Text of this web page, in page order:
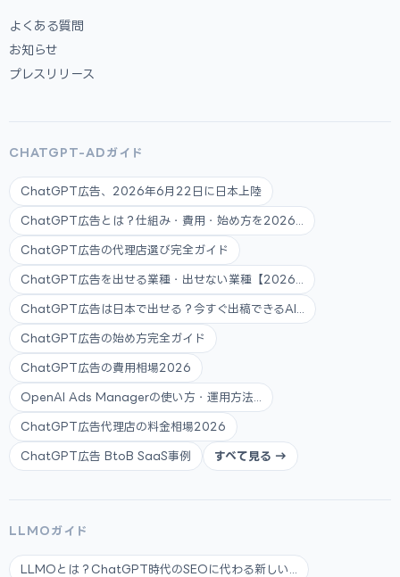
よくある質問
お知らせ
プレスリリース
CHATGPT-ADガイド
ChatGPT広告、2026年6月22日に日本上陸
ChatGPT広告とは？仕組み・費用・始め方を2026...
ChatGPT広告の代理店選び完全ガイド
ChatGPT広告を出せる業種・出せない業種【2026...
ChatGPT広告は日本で出せる？今すぐ出稿できるAI...
ChatGPT広告の始め方完全ガイド
ChatGPT広告の費用相場2026
OpenAI Ads Managerの使い方・運用方法...
ChatGPT広告代理店の料金相場2026
ChatGPT広告 BtoB SaaS事例 すべて見る →
LLMOガイド
LLMOとは？ChatGPT時代のSEOに代わる新しい...